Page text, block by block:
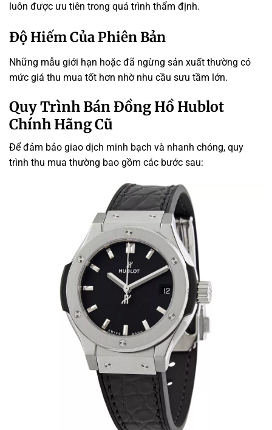
luôn được ưu tiên trong quá trình thẩm định.
Độ Hiếm Của Phiên Bản
Những mẫu giới hạn hoặc đã ngừng sản xuất thường có
mức giá thu mua tốt hơn nhờ nhu cầu sưu tầm lớn.
Quy Trình Bán Đồng Hồ Hublot
Chính Hãng Cũ
Để đảm bảo giao dịch minh bạch và nhanh chóng, quy
trình thu mua thường bao gồm các bước sau: